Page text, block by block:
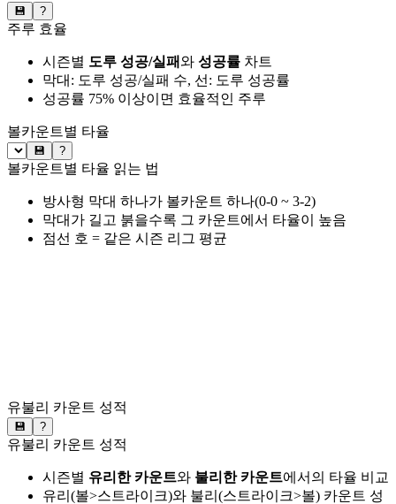
💾 ?
주루 효율
시즌별 도루 성공/실패와 성공률 차트
막대: 도루 성공/실패 수, 선: 도루 성공률
성공률 75% 이상이면 효율적인 주루
볼카운트별 타율
💾 ?
볼카운트별 타율 읽는 법
방사형 막대 하나가 볼카운트 하나(0-0 ~ 3-2)
막대가 길고 붉을수록 그 카운트에서 타율이 높음
점선 호 = 같은 시즌 리그 평균
유불리 카운트 성적
💾 ?
유불리 카운트 성적
시즌별 유리한 카운트와 불리한 카운트에서의 타율 비교
유리(볼>스트라이크)와 불리(스트라이크>볼) 카운트 성